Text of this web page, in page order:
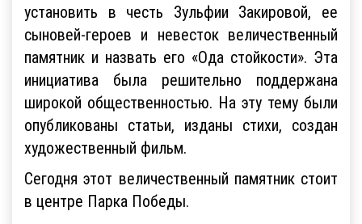
установить в честь Зульфии Закировой, ее
сыновей-героев и невесток величественный
памятник и назвать его «Ода стойкости». Эта
инициатива была решительно поддержана
широкой общественностью. На эту тему были
опубликованы статьи, изданы стихи, создан
художественный фильм.
Сегодня этот величественный памятник стоит
в центре Парка Победы.